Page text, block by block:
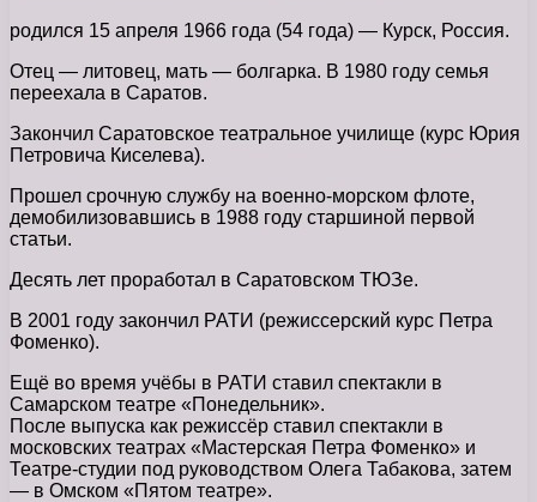
родился 15 апреля 1966 года (54 года) — Курск, Россия.
Отец — литовец, мать — болгарка. В 1980 году семья
переехала в Саратов.
Закончил Саратовское театральное училище (курс Юрия
Петровича Киселева).
Прошел срочную службу на военно-морском флоте,
демобилизовавшись в 1988 году старшиной первой
статьи.
Десять лет проработал в Саратовском ТЮЗе.
В 2001 году закончил РАТИ (режиссерский курс Петра
Фоменко).
Ещё во время учёбы в РАТИ ставил спектакли в
Самарском театре «Понедельник».
После выпуска как режиссёр ставил спектакли в
московских театрах «Мастерская Петра Фоменко» и
Театре-студии под руководством Олега Табакова, затем
— в Омском «Пятом театре».